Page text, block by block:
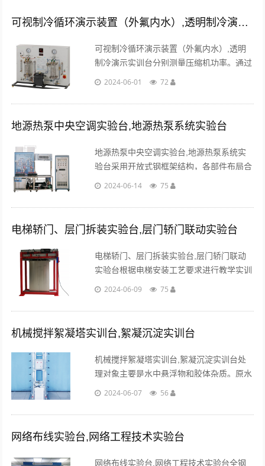
可视制冷循环演示装置（外氟内水）,透明制冷演示实训台
可视制冷循环演示装置（外氟内水）,透明
制冷演示实训台分别测量压缩机功率。通过
键控、数显窗口实现人机对话的智能控制模
2024-06-01 72
地源热泵中央空调实验台,地源热泵系统实验台
地源热泵中央空调实验台,地源热泵系统实
验台采用开放式钢框架结构，各部件布局合
理操作方便。控制系统由电控柜、可编程控
采集点。...
2024-06-14 75
电梯轿门、层门拆装实验台,层门轿门联动实验台
电梯轿门、层门拆装实验台,层门轿门联动
实验台根据电梯安装工艺要求进行教学实训
式的设计；电梯轿厢门与层门实验台采用水
进行安装与调试。...
2024-06-09 75
机械搅拌絮凝塔实训台,絮凝沉淀实训台
机械搅拌絮凝塔实训台,絮凝沉淀实训台处
理对象主要是水中悬浮物和胶体杂质。原水
加药后，经混凝使水中悬浮物和胶体形成大
2024-06-07 56
网络布线实验台,网络工程技术实验台
网络布线实验台,网络工程技术实验台全钢